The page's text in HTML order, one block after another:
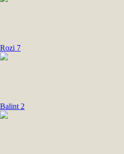
Rozi 7
Balint 2